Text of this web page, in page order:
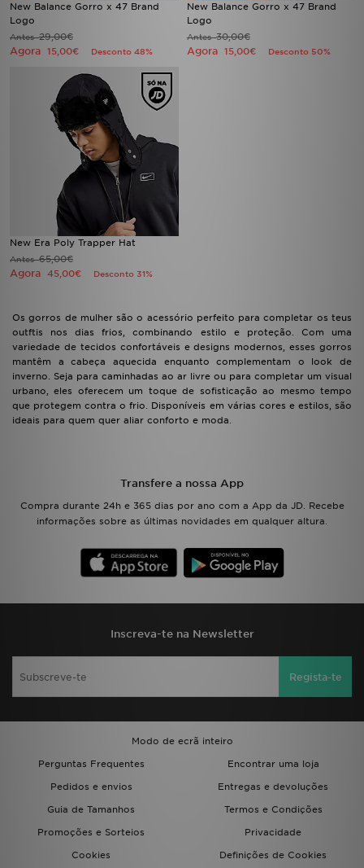
New Balance Gorro x 47 Brand
Logo
Antes29,00€
Agora 15,00€ Desconto 48%
New Balance Gorro x 47 Brand
Logo
Antes30,00€
Agora 15,00€ Desconto 50%
New Era Poly Trapper Hat
Antes65,00€
Agora 45,00€ Desconto 31%
Os gorros de mulher são o acessório perfeito para completar os teus
outftis nos dias frios, combinando estilo e proteção. Com uma
variedade de tecidos confortáveis e designs modernos, esses gorros
mantêm a cabeça aquecida enquanto complementam o look de
inverno. Seja para caminhadas ao ar livre ou para completar um visual
urbano, eles oferecem um toque de sofisticação ao mesmo tempo
que protegem contra o frio. Disponíveis em várias cores e estilos, são
ideais para quem quer aliar conforto e moda.
Transfere a nossa App
Compra durante 24h e 365 dias por ano com a App da JD. Recebe
informações sobre as últimas novidades em qualquer altura.
Inscreva-te na Newsletter
Regista-te
Modo de ecrã inteiro
Perguntas Frequentes
Encontrar uma loja
Pedidos e envios
Entregas e devoluções
Guia de Tamanhos
Termos e Condições
Promoções e Sorteios
Privacidade
Cookies
Definições de Cookies